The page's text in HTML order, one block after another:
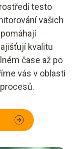
testo
vašich
kvalitu
čase až po
vás v oblasti